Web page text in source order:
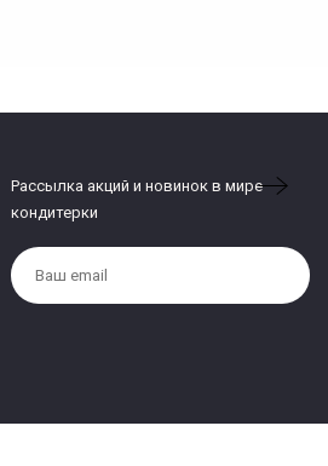
Рассылка акций и новинок в мире
кондитерки